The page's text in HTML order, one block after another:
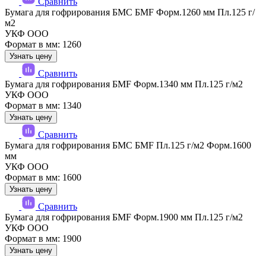
Бумага для гофрирования БМС БМF Форм.1260 мм Пл.125 г/
м2
УКФ ООО
Формат в мм: 1260
Узнать цену
Сравнить
Бумага для гофрирования БМF Форм.1340 мм Пл.125 г/м2
УКФ ООО
Формат в мм: 1340
Узнать цену
Сравнить
Бумага для гофрирования БМС БМF Пл.125 г/м2 Форм.1600
мм
УКФ ООО
Формат в мм: 1600
Узнать цену
Сравнить
Бумага для гофрирования БМF Форм.1900 мм Пл.125 г/м2
УКФ ООО
Формат в мм: 1900
Узнать цену